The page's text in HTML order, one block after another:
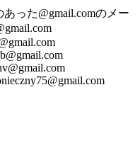
った@gmail.comのメー